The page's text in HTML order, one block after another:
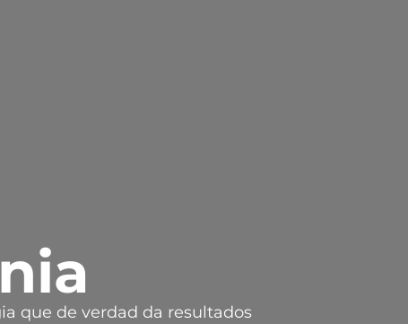
que de verdad da resultados